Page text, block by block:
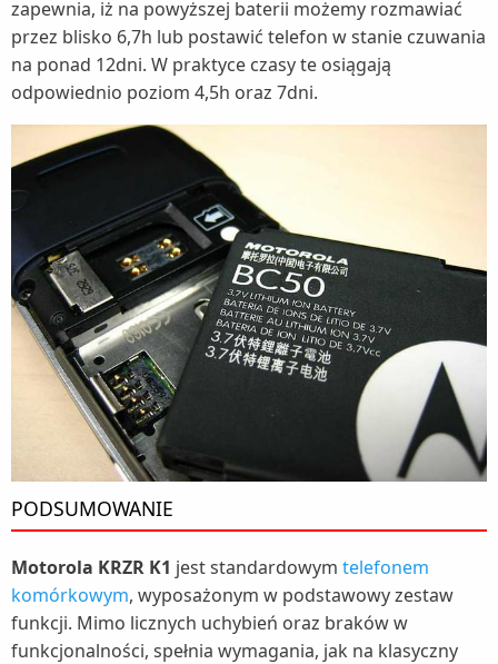
zapewnia, iż na powyższej baterii możemy rozmawiać
przez blisko 6,7h lub postawić telefon w stanie czuwania
na ponad 12dni. W praktyce czasy te osiągają
odpowiednio poziom 4,5h oraz 7dni.
PODSUMOWANIE
Motorola KRZR K1 jest standardowym telefonem
komórkowym, wyposażonym w podstawowy zestaw
funkcji. Mimo licznych uchybień oraz braków w
funkcjonalności, spełnia wymagania, jak na klasyczny